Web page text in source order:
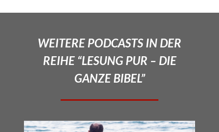
WEITERE PODCASTS IN DER
REIHE “LESUNG PUR – DIE
GANZE BIBEL”